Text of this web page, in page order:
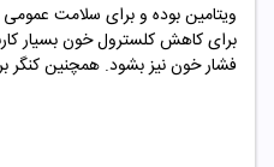
ویتامین بوده و برای سلامت
برای کاهش کلسترول خون بسیار
فشار خون نیز بشود. همچنین کنگر